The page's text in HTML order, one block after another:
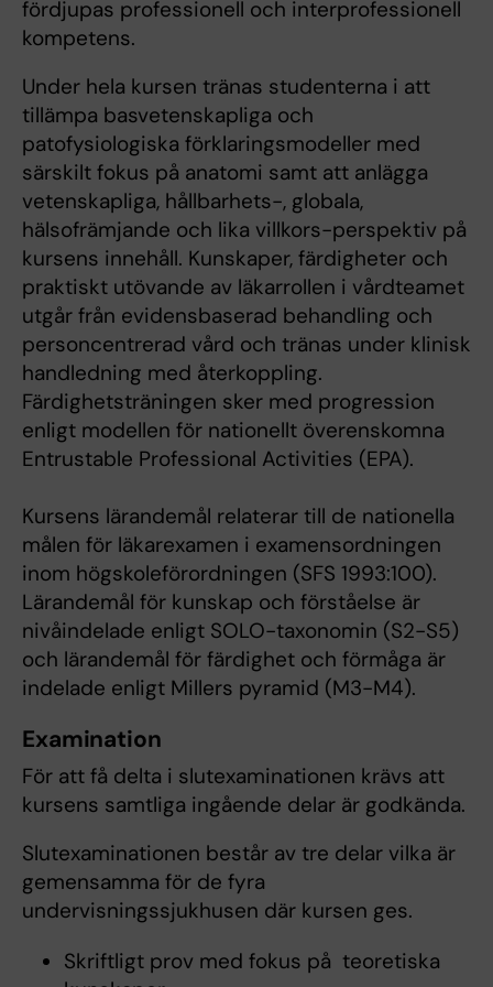
fördjupas professionell och interprofessionell
kompetens.
Under hela kursen tränas studenterna i att
tillämpa basvetenskapliga och
patofysiologiska förklaringsmodeller med
särskilt fokus på anatomi samt att anlägga
vetenskapliga, hållbarhets-, globala,
hälsofrämjande och lika villkors-perspektiv på
kursens innehåll. Kunskaper, färdigheter och
praktiskt utövande av läkarrollen i vårdteamet
utgår från evidensbaserad behandling och
personcentrerad vård och tränas under klinisk
handledning med återkoppling.
Färdighetsträningen sker med progression
enligt modellen för nationellt överenskomna
Entrustable Professional Activities (EPA).
Kursens lärandemål relaterar till de nationella
målen för läkarexamen i examensordningen
inom högskoleförordningen (SFS 1993:100).
Lärandemål för kunskap och förståelse är
nivåindelade enligt SOLO-taxonomin (S2-S5)
och lärandemål för färdighet och förmåga är
indelade enligt Millers pyramid (M3-M4).
Examination
För att få delta i slutexaminationen krävs att
kursens samtliga ingående delar är godkända.
Slutexaminationen består av tre delar vilka är
gemensamma för de fyra
undervisningssjukhusen där kursen ges.
Skriftligt prov med fokus på teoretiska